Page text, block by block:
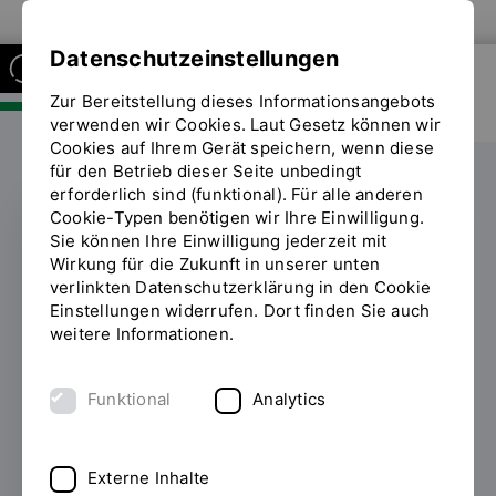
FAKULTÄT SOZIAL- UND
GESUNDHEITSWISSENSCHAFTEN
PFLEGE
Arbeitsgruppe zur
wissenschaftlichen
Begleitung des
Weaning in
Datenschutzeinstellungen
Zur Bereitstellung dieses Informationsangebots
verwenden wir Cookies. Laut Gesetz können wir
Cookies auf Ihrem Gerät speichern, wenn diese
für den Betrieb dieser Seite unbedingt
erforderlich sind (funktional). Für alle anderen
Cookie-Typen benötigen wir Ihre Einwilligung.
Sie können Ihre Einwilligung jederzeit mit
Wirkung für die Zukunft in unserer unten
verlinkten Datenschutzerklärung in den Cookie
Einstellungen widerrufen. Dort finden Sie auch
weitere Informationen.
Funktional Analytics
Externe Inhalte